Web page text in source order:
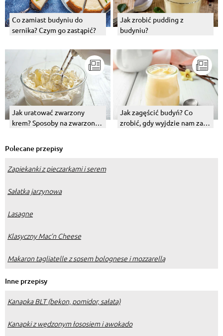
Co zamiast budyniu do
sernika? Czym go zastąpić?
Jak zrobić pudding z
budyniu?
Jak uratować zwarzony
krem? Sposoby na zwarzoną
Jak zagęścić budyń? Co
zrobić, gdy wyjdzie nam za
Polecane przepisy
Zapiekanki z pieczarkami i serem
Sałatka jarzynowa
Lasagne
Klasyczny Mac’n Cheese
Makaron tagliatelle z sosem bolognese i mozzarellą
Inne przepisy
Kanapka BLT (bekon, pomidor, sałata)
Kanapki z wędzonym łososiem i awokado